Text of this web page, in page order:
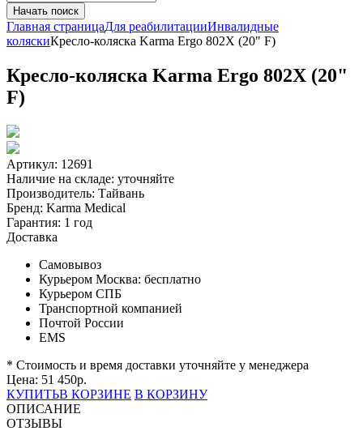
Начать поиск
Главная страницаДля реабилитацииИнвалидные
коляскиКресло-коляска Karma Ergo 802Х (20" F)
Кресло-коляска Karma Ergo 802Х (20"
F)
Артикул: 12691
Наличие на складе: уточняйте
Производитель: Тайвань
Бренд: Karma Medical
Гарантия: 1 год
Доставка
Самовывоз
Курьером Москва: бесплатно
Курьером СПБ
Транспортной компанией
Почтой России
EMS
* Стоимость и время доставки уточняйте у менеджера
Цена: 51 450р.
КУПИТЬВ КОРЗИНЕ В КОРЗИНУ
ОПИСАНИЕ
ОТЗЫВЫ